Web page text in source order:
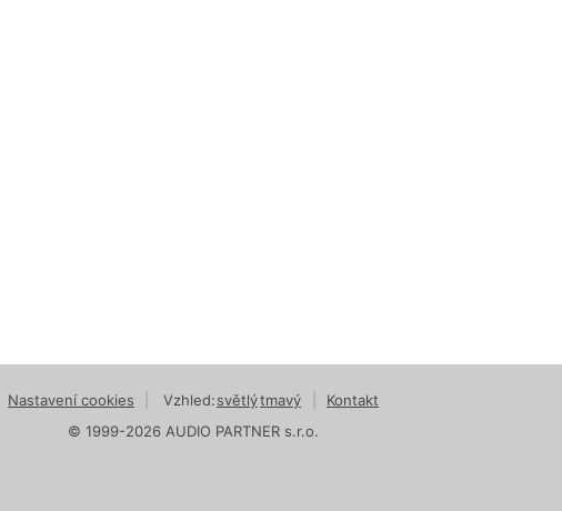
Nastavení cookies Vzhled:světlýtmavý
Kontakt
© 1999-2026 AUDIO PARTNER s.r.o.